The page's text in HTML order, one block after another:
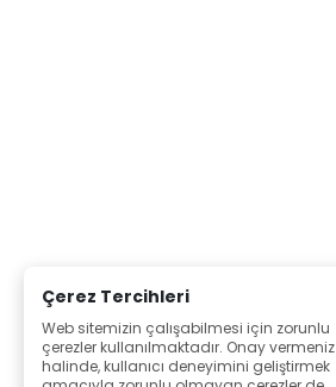
Çerez Tercihleri
Web sitemizin çalışabilmesi için zorunlu
çerezler kullanılmaktadır. Onay vermeniz
halinde, kullanıcı deneyimini geliştirmek